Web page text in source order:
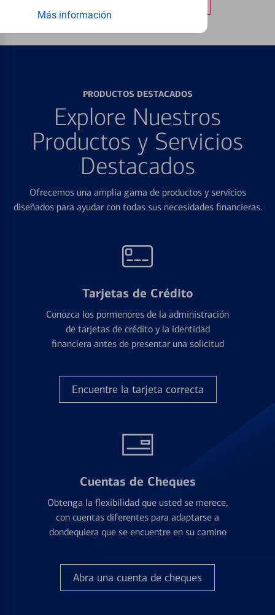
Más información
PRODUCTOS DESTACADOS
Explore Nuestros
Productos y Servicios
Destacados
Ofrecemos una amplia gama de productos y servicios
diseñados para ayudar con todas sus necesidades financieras.
Tarjetas de Crédito
Conozca los pormenores de la administración
de tarjetas de crédito y la identidad
financiera antes de presentar una solicitud
Encuentre la tarjeta correcta
Cuentas de Cheques
Obtenga la flexibilidad que usted se merece,
con cuentas diferentes para adaptarse a
dondequiera que se encuentre en su camino
Abra una cuenta de cheques